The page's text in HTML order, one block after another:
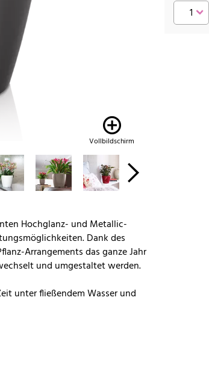
Vollbildschirm
Hochglanz- und Metallic-
Dank des
Arrangements das ganze Jahr
und umgestaltet werden.
unter fließendem Wasser und